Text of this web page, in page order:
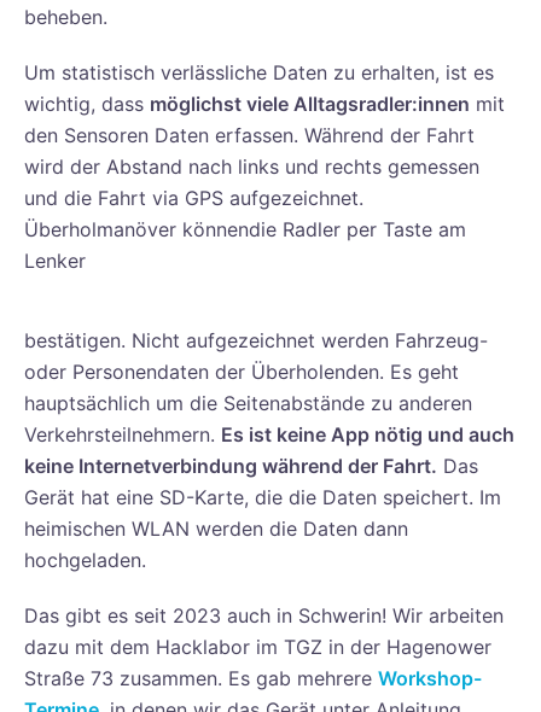
beheben.
Um statistisch verlässliche Daten zu erhalten, ist es
wichtig, dass möglichst viele Alltagsradler:innen mit
den Sensoren Daten erfassen. Während der Fahrt
wird der Abstand nach links und rechts gemessen
und die Fahrt via GPS aufgezeichnet.
Überholmanöver könnendie Radler per Taste am
Lenker
bestätigen. Nicht aufgezeichnet werden Fahrzeug-
oder Personendaten der Überholenden. Es geht
hauptsächlich um die Seitenabstände zu anderen
Verkehrsteilnehmern. Es ist keine App nötig und auch
keine Internetverbindung während der Fahrt. Das
Gerät hat eine SD-Karte, die die Daten speichert. Im
heimischen WLAN werden die Daten dann
hochgeladen.
Das gibt es seit 2023 auch in Schwerin! Wir arbeiten
dazu mit dem Hacklabor im TGZ in der Hagenower
Straße 73 zusammen. Es gab mehrere Workshop-